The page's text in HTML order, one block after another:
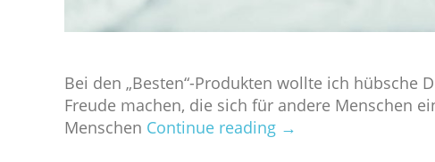
Bei den „Besten“-Produkten wollte ich hübsche
Freude machen, die sich für andere Menschen
Menschen Continue reading →